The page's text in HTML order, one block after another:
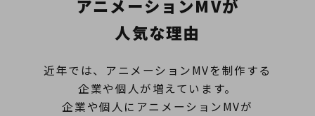
アニメーションMVが
人気な理由
近年では、アニメーションMVを制作する
企業や個人が増えています。
企業や個人にアニメーションMVが